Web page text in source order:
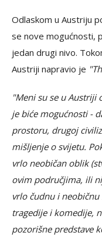
Odlaskom u Austriju
se nove mogućnosti,
jedan drugi nivo.
Austriji napravio je
"Meni su se u Austriji
je biće mogućnosti -
prostoru, drugoj
mišljenje o svijetu.
vrlo neobičan oblik
ovim područjima, ili
vrlo čudnu i
tragedije i komedije,
pozorišne predstave